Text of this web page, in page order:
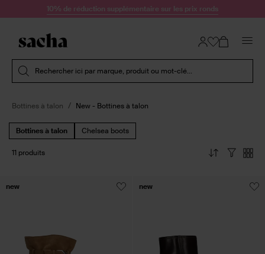
Passer au contenu10% de réduction supplémentaire sur les prix ronds
Rechercher ici par marque, produit ou mot-clé...
Bottines à talon New - Bottines à talon
Bottines à talon Chelsea boots
11 produits
new new